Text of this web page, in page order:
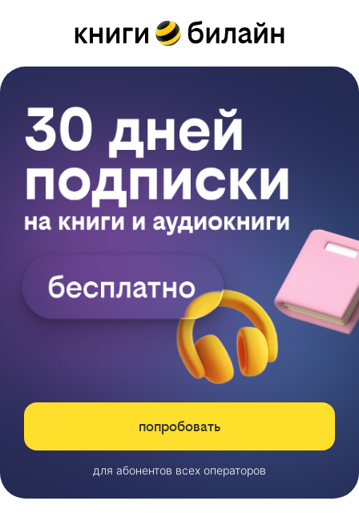
попробовать
для абонентов всех операторов